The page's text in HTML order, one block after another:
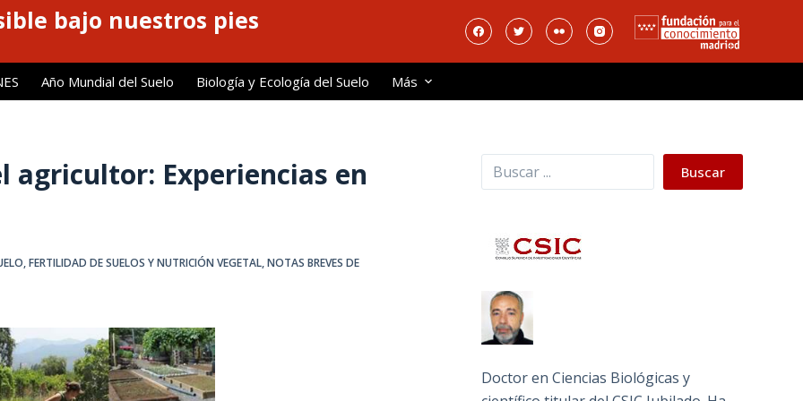
bajo nuestros pies
Año Mundial del Suelo Biología y Ecología del Suelo Más
agricultor: Experiencias en
,FERTILIDAD DE SUELOS Y NUTRICIÓN VEGETAL,NOTAS BREVES DE
Buscar Buscar
Doctor en Ciencias Biológicas y